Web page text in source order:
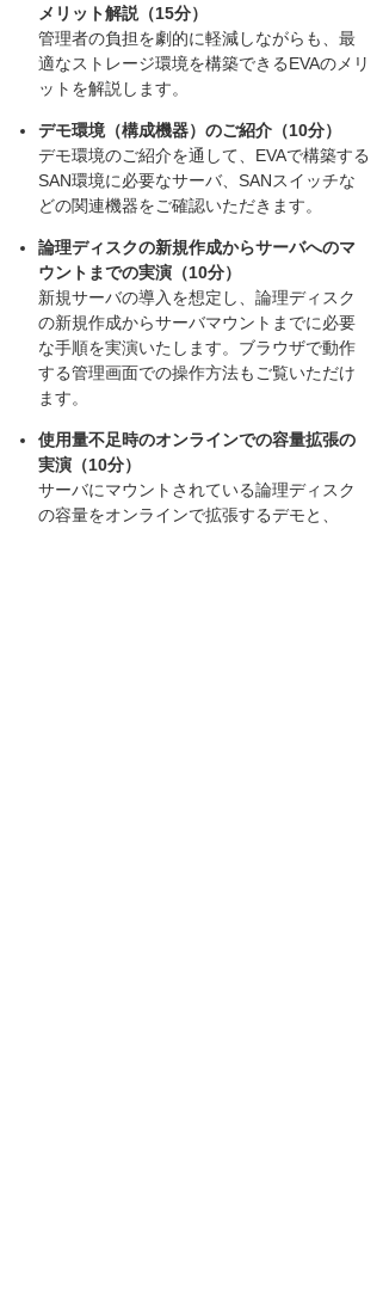
メリット解説（15分）
管理者の負担を劇的に軽減しながらも、最
適なストレージ環境を構築できるEVAのメリ
ットを解説します。
デモ環境（構成機器）のご紹介（10分）
デモ環境のご紹介を通して、EVAで構築する
SAN環境に必要なサーバ、SANスイッチな
どの関連機器をご確認いただきます。
論理ディスクの新規作成からサーバへのマ
ウントまでの実演（10分）
新規サーバの導入を想定し、論理ディスク
の新規作成からサーバマウントまでに必要
な手順を実演いたします。ブラウザで動作
する管理画面での操作方法もご覧いただけ
ます。
使用量不足時のオンラインでの容量拡張の
実演（10分）
サーバにマウントされている論理ディスク
の容量をオンラインで拡張するデモと、